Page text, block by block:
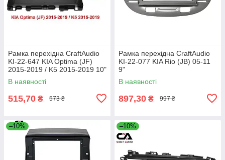
Рамка перехідна CraftAudio
KI-22-647 KIA Optima (JF)
2015-2019 / K5 2015-2019 10"
В наявності
515,70 ₴ 573 ₴
Рамка перехідна CraftAudio
KI-22-077 KIA Rio (JB) 05-11
9"
В наявності
897,30 ₴ 997 ₴
–10% –10%